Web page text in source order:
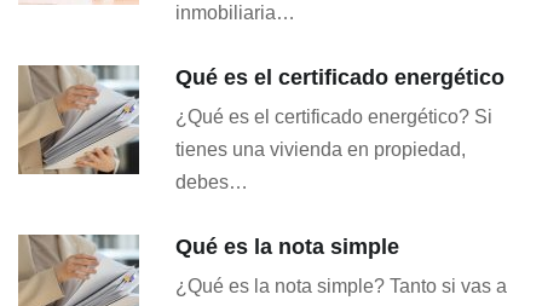
inmobiliaria…
Qué es el certificado energético
¿Qué es el certificado energético? Si
tienes una vivienda en propiedad,
debes…
Qué es la nota simple
¿Qué es la nota simple? Tanto si vas a